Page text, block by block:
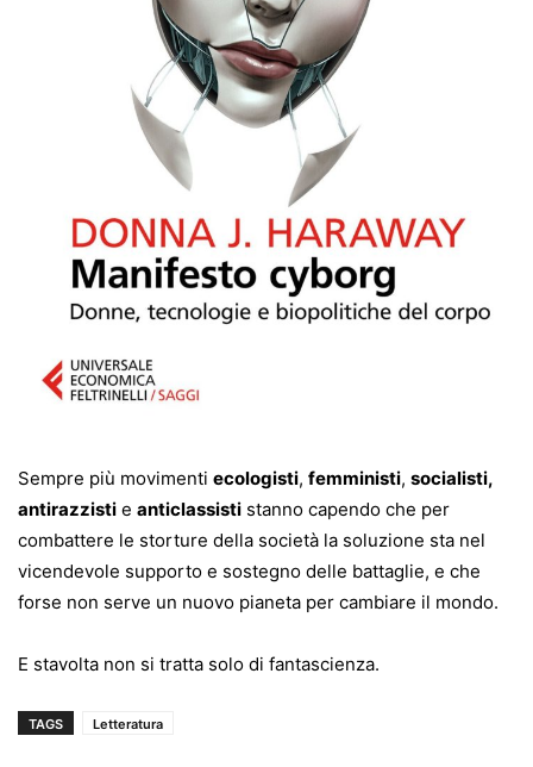
Sempre più movimenti ecologisti, femministi, socialisti,
antirazzisti e anticlassisti stanno capendo che per
combattere le storture della società la soluzione sta nel
vicendevole supporto e sostegno delle battaglie, e che
forse non serve un nuovo pianeta per cambiare il mondo.
E stavolta non si tratta solo di fantascienza.
TAGS Letteratura